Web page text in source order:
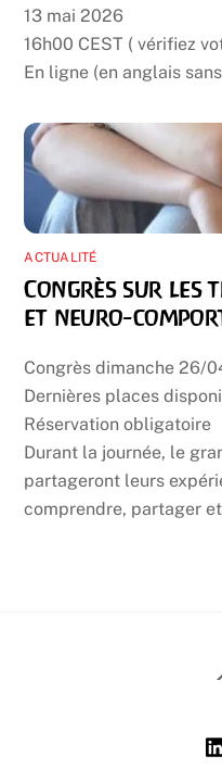
13 mai 2026
16h00 CEST ( vérifiez
En ligne (en anglais
ACTUALITÉ
Congrès sur les
et neuro-
Congrès dimanche 26/
Dernières places
Réservation obligatoire
Durant la journée, le
partageront leurs
comprendre, partager